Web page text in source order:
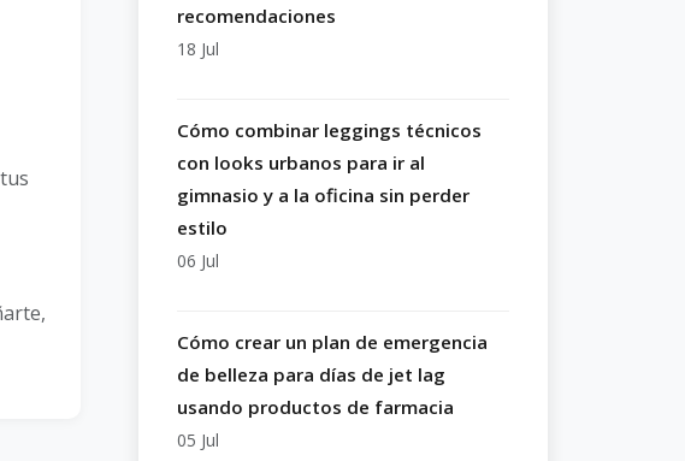
recomendaciones
18 Jul
Cómo combinar leggings técnicos
con looks urbanos para ir al
gimnasio y a la oficina sin perder
estilo
06 Jul
Cómo crear un plan de emergencia
de belleza para días de jet lag
usando productos de farmacia
05 Jul